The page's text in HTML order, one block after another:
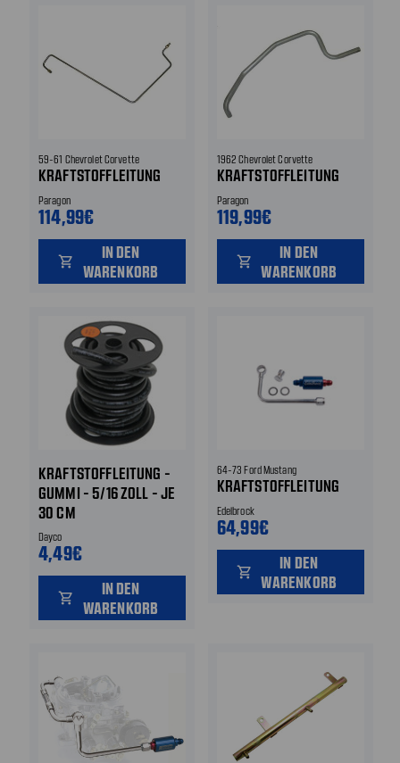
59-61 Chevrolet Corvette
KRAFTSTOFFLEITUNG
Paragon
114,99€
shopping_cart
IN DEN
WARENKORB
1962 Chevrolet Corvette
KRAFTSTOFFLEITUNG
Paragon
119,99€
shopping_cart
IN DEN
WARENKORB
KRAFTSTOFFLEITUNG -
GUMMI - 5/16 ZOLL - JE
30 CM
Dayco
4,49€
shopping_cart
IN DEN
WARENKORB
64-73 Ford Mustang
KRAFTSTOFFLEITUNG
Edelbrock
64,99€
shopping_cart
IN DEN
WARENKORB